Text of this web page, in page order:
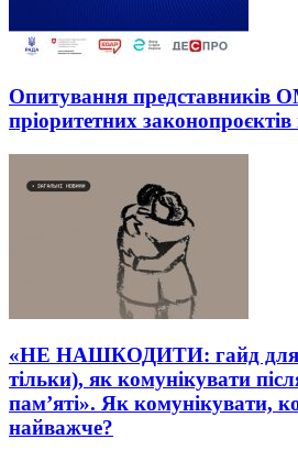
Опитування представників
пріоритетних законопроєктів
«НЕ НАШКОДИТИ: гайд для
тільки), як комунікувати
пам’яті». Як комунікувати,
найважче?